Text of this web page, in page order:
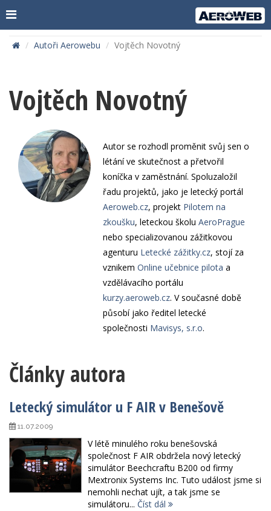
Autoři Aerowebu Vojtěch Novotný
Vojtěch Novotný
Autor se rozhodl proměnit svůj sen o
létání ve skutečnost a přetvořil
koníčka v zaměstnání. Spoluzaložil
řadu projektů, jako je letecký portál
Aeroweb.cz, projekt Pilotem na
zkoušku, leteckou školu AeroPrague
nebo specializovanou zážitkovou
agenturu Letecké zážitky.cz, stojí za
vznikem Online učebnice pilota a
vzdělávacího portálu
kurzy.aeroweb.cz. V současné době
působí jako ředitel letecké
společnosti Mavisys, s.r.o.
Články autora
Letecký simulátor u F AIR v Benešově
11.07.2009
V létě minulého roku benešovská
společnost F AIR obdržela nový letecký
simulátor Beechcraftu B200 od firmy
Mextronix Systems Inc. Tuto událost jsme si
nemohli nechat ujít, a tak jsme se
simulátoru... Číst dál